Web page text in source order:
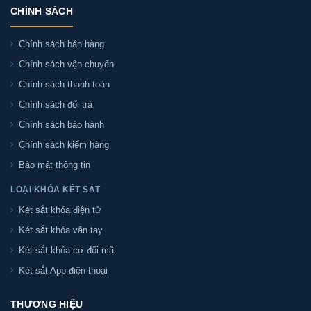
- Két sắt Sài Gòn chuyên phân phối két sắt Két sắt
Liberty LB68-S7II-PRO tại Việt Nam. Địa chỉ tại Số nhà
103/2A Trần Thái Tông, phường 15, Tân Bình, TP Hồ Chí
Minh
Quý khách liên hệ chúng tôi qua hotline:
để nhận tư vấn và báo giá cũng như các chính sách
mới nhất của sản phẩm. hoặc qua trực tiếp địa chỉ
Phân phối Két sắt Liberty LB68-S7II-PRO chính
hãng tại TP. Hồ Chí Minh
Két sắt Sài Gòn nhận giao và lắp đặt Két sắt Liberty
HCM:
CHÍNH SÁCH
Chính sách bán hàng
Chính sách vận chuyển
Chính sách thanh toán
Chính sách đổi trả
Chính sách bảo hành
Chính sách kiểm hàng
Bảo mật thông tin
LOẠI KHÓA KÉT SẮT
Két sắt khóa điện tử
Két sắt khóa vân tay
Két sắt khóa cơ đổi mã
Két sắt App điện thoại
THƯƠNG HIỆU